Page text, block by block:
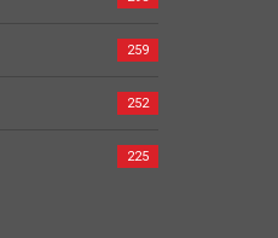
259
252
225